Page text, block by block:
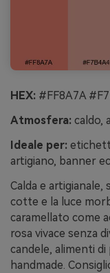
HEX: #FF8A7A
Atmosfera: caldo,
Ideale per:
artigiano, banner
Calda e
cotte e la luce
caramellato come
rosa vivace senza
candele, alimenti
handmade.